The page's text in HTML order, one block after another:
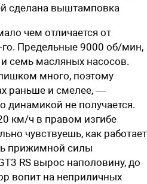
сделана выштамповка
чем отличается от
го. Предельные 9000 об/мин,
семь масляных насосов.
много, поэтому
раньше и смелее, —
динамикой не получается.
км/ч в правом изгибе
чувствуешь, как работает
прижимной силы
RS вырос наполовину, до
вопит на неприличных